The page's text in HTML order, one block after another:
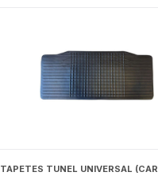
TAPETES TUNEL UNIVERSAL (CAR